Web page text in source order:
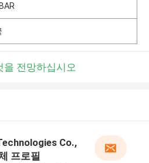
을 전망하십시오
Co.,
프로필